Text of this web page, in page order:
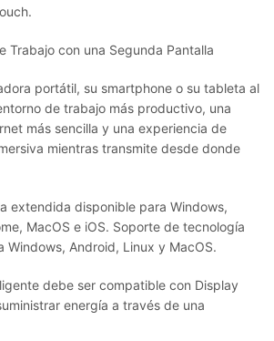
Trabajo con una Segunda Pantalla
portátil, su smartphone o su tableta al
de trabajo más productivo, una
más sencilla y una experiencia de
mientras transmite desde donde
extendida disponible para Windows,
MacOS e iOS. Soporte de tecnología
Windows, Android, Linux y MacOS.
debe ser compatible con Display
energía a través de una